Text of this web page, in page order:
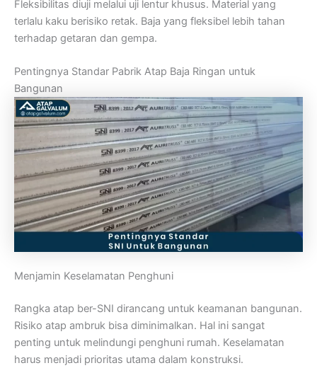
Fleksibilitas diuji melalui uji lentur khusus. Material yang
terlalu kaku berisiko retak. Baja yang fleksibel lebih tahan
terhadap getaran dan gempa.
Pentingnya Standar Pabrik Atap Baja Ringan untuk
Bangunan
Menjamin Keselamatan Penghuni
Rangka atap ber-SNI dirancang untuk keamanan bangunan.
Risiko atap ambruk bisa diminimalkan. Hal ini sangat
penting untuk melindungi penghuni rumah. Keselamatan
harus menjadi prioritas utama dalam konstruksi.